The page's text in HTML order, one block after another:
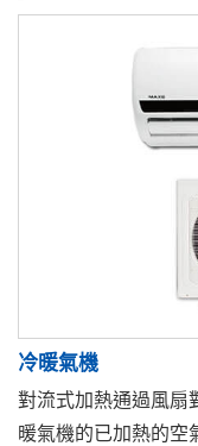
冷暖氣機
對流式加熱通過風扇
暖氣機的已加熱的空